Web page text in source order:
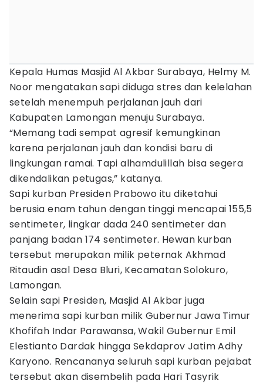
Kepala Humas Masjid Al Akbar Surabaya, Helmy M.
Noor mengatakan sapi diduga stres dan kelelahan
setelah menempuh perjalanan jauh dari
Kabupaten Lamongan menuju Surabaya.
“Memang tadi sempat agresif kemungkinan
karena perjalanan jauh dan kondisi baru di
lingkungan ramai. Tapi alhamdulillah bisa segera
dikendalikan petugas,” katanya.
Sapi kurban Presiden Prabowo itu diketahui
berusia enam tahun dengan tinggi mencapai 155,5
sentimeter, lingkar dada 240 sentimeter dan
panjang badan 174 sentimeter. Hewan kurban
tersebut merupakan milik peternak Akhmad
Ritaudin asal Desa Bluri, Kecamatan Solokuro,
Lamongan.
Selain sapi Presiden, Masjid Al Akbar juga
menerima sapi kurban milik Gubernur Jawa Timur
Khofifah Indar Parawansa, Wakil Gubernur Emil
Elestianto Dardak hingga Sekdaprov Jatim Adhy
Karyono. Rencananya seluruh sapi kurban pejabat
tersebut akan disembelih pada Hari Tasyrik